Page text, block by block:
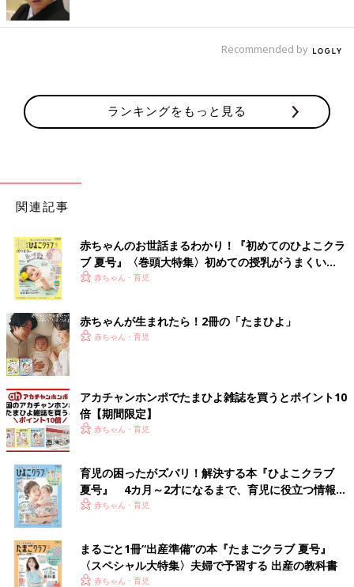
Recommended by
ランキングをもっと見る
関連記事
赤ちゃんのお世話まるわかり！『初めてのひよこクラ
ブ 夏号』〈巻頭大特集〉初めての授乳がうまくい
く！ おっぱい・ミルクの基本と夏のトラブル 解決テ
赤ちゃん・育児
赤ちゃんが生まれたら！2冊の「たまひよ」
赤ちゃん・育児
アカチャンホンポでたまひよ雑誌を買うとポイント10
倍【期間限定】
赤ちゃん・育児
育児の困ったがズバリ！解決する本『ひよこクラブ
夏号』 4カ月～2才になるまで、育児に役立つ情報が
いっぱい！
赤ちゃん・育児
まるごと1冊“出産準備”の本『たまごクラブ 夏号』
〈スペシャル大特集〉夫婦で予習する 出産の教科書
赤ちゃん・育児